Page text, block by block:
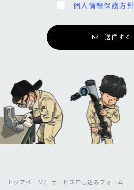
個人情報保護方針
送信する
トップページ サービス申し込みフォーム